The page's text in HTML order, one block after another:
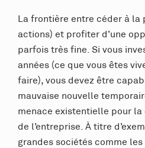
La frontière entre céder à la
actions) et profiter d’une
parfois très fine. Si vous
années (ce que vous êtes
faire), vous devez être
mauvaise nouvelle
menace existentielle pour
de l’entreprise. À titre
grandes sociétés comme